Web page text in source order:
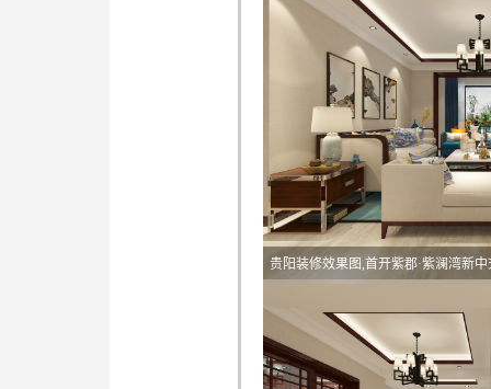
贵阳装修效果图,首开紫郡·紫澜湾新